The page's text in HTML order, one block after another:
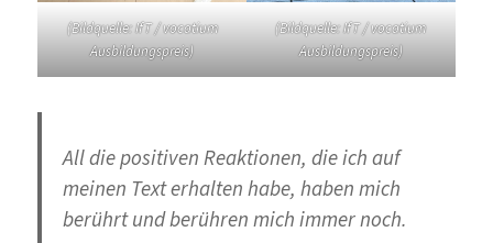
(Bildquelle: IfT / vocatium
Ausbildungspreis)
(Bildquelle: IfT / vocatium
Ausbildungspreis)
All die positiven Reaktionen, die ich auf
meinen Text erhalten habe, haben mich
berührt und berühren mich immer noch.